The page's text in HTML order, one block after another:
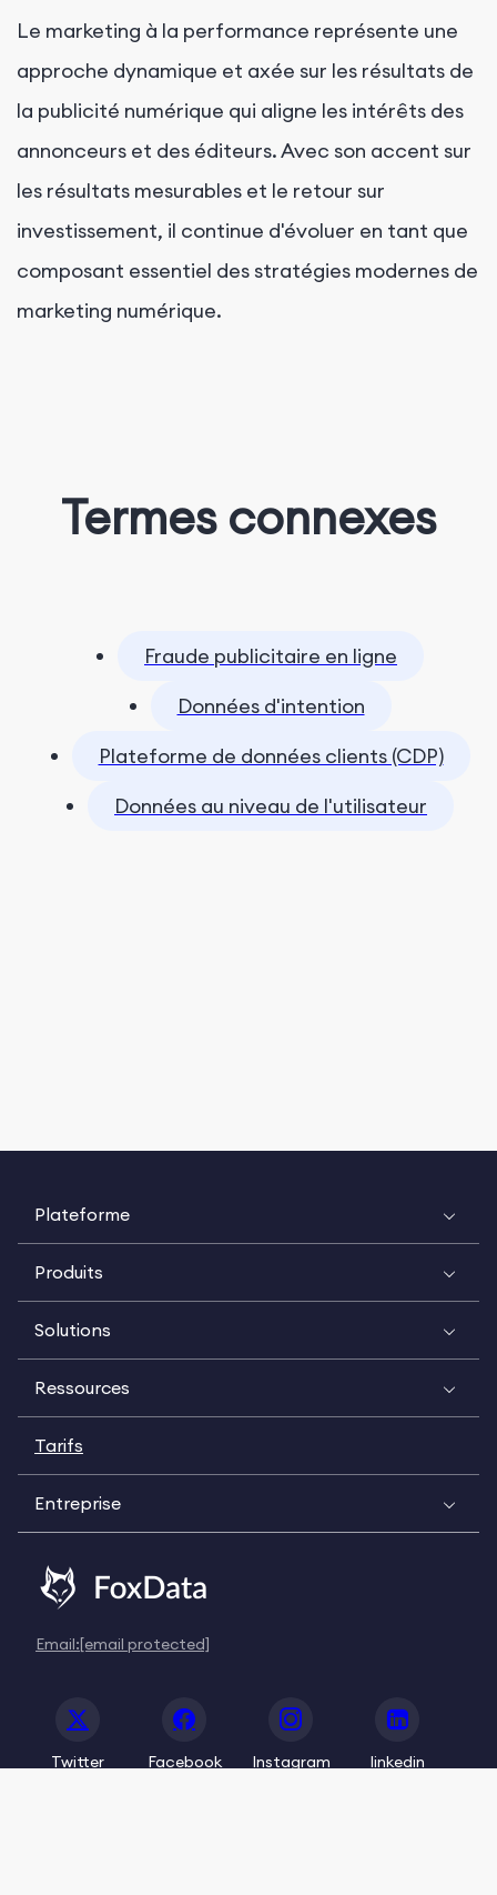
Le marketing à la performance représente une
approche dynamique et axée sur les résultats de
la publicité numérique qui aligne les intérêts des
annonceurs et des éditeurs. Avec son accent sur
les résultats mesurables et le retour sur
investissement, il continue d'évoluer en tant que
composant essentiel des stratégies modernes de
marketing numérique.
Termes connexes
Fraude publicitaire en ligne
Données d'intention
Plateforme de données clients (CDP)
Données au niveau de l'utilisateur
Plateforme
Produits
Solutions
Ressources
Tarifs
Entreprise
Email:[email protected]
Twitter Facebook Instagram linkedin